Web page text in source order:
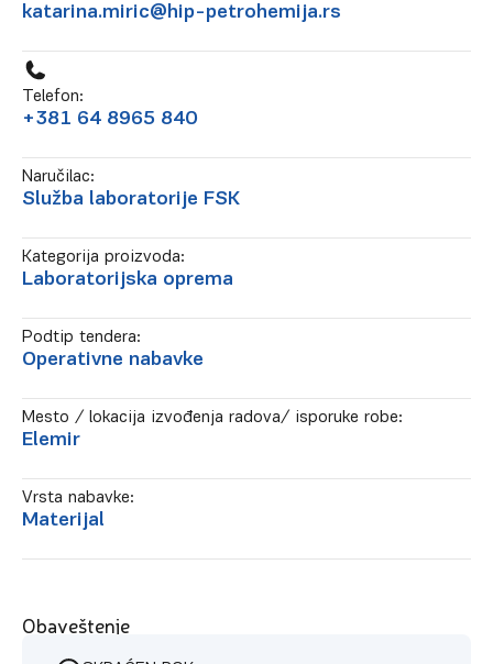
katarina.miric@hip-petrohemija.rs
Telefon:
+381 64 8965 840
Naručilac:
Služba laboratorije FSK
Kategorija proizvoda:
Laboratorijska oprema
Podtip tendera:
Operativne nabavke
Mesto / lokacija izvođenja radova/ isporuke robe:
Elemir
Vrsta nabavke:
Materijal
Obaveštenje